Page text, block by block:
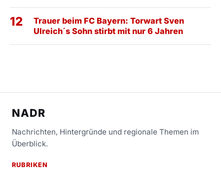
12
Trauer beim FC Bayern: Torwart Sven
Ulreich´s Sohn stirbt mit nur 6 Jahren
NADR
Nachrichten, Hintergründe und regionale Themen im
Überblick.
RUBRIKEN